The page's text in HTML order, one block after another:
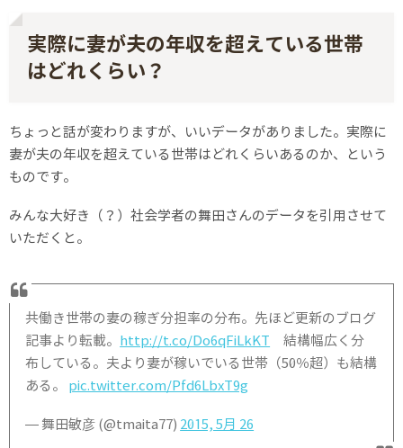
実際に妻が夫の年収を超えている世帯
はどれくらい？
ちょっと話が変わりますが、いいデータがありました。実際に
妻が夫の年収を超えている世帯はどれくらいあるのか、という
ものです。
みんな大好き（？）社会学者の舞田さんのデータを引用させて
いただくと。
共働き世帯の妻の稼ぎ分担率の分布。先ほど更新のブログ
記事より転載。 http://t.co/Do6qFiLkKT 結構幅広く分
布している。夫より妻が稼いでいる世帯（50％超）も結構
ある。 pic.twitter.com/Pfd6LbxT9g
— 舞田敏彦 (@tmaita77) 2015, 5月 26